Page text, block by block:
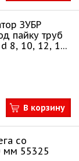
ЗУБР
пайку труб
8, 10, 12, 15,
В корзину
со
мм 55325